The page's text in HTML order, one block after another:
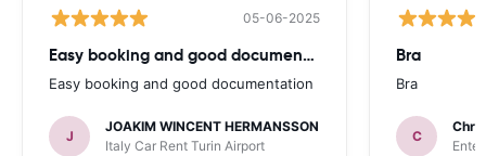
05-06-2025
Easy booking and good documentation
Easy booking and good documentation
J
JOAKIM WINCENT HERMANSSON
Italy Car Rent Turin Airport
Bra
Bra
C